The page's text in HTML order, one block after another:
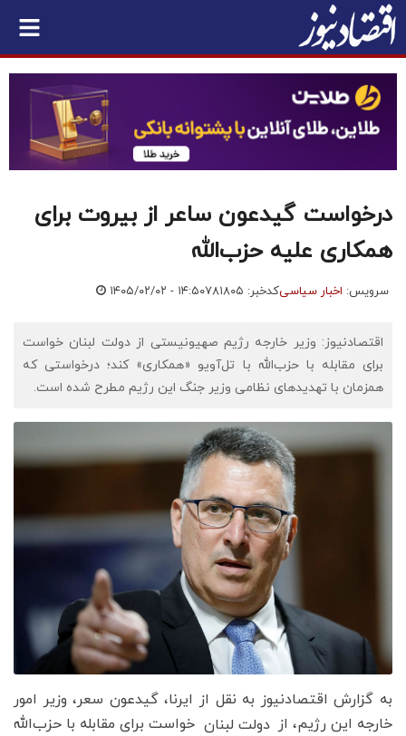
درخواست گیدعون ساعر از بیروت برای
همکاری علیه حزب‌الله
سرویس: اخبار سیاسیکدخبر: ۷۸۱۸۰۵ ۱۴۰۵/۰۲/۰۲ - ۱۴:۵۰
اقتصادنیوز: وزیر خارجه رژیم صهیونیستی از دولت لبنان خواست
برای مقابله با حزب‌الله با تل‌آویو «همکاری» کند؛ درخواستی که
همزمان با تهدیدهای نظامی وزیر جنگ این رژیم مطرح شده است.
به گزارش اقتصادنیوز به نقل از ایرنا، گیدعون سعر، وزیر امور
خارجه این رژیم، از دولت لبنان خواست برای مقابله با حزب‌الله